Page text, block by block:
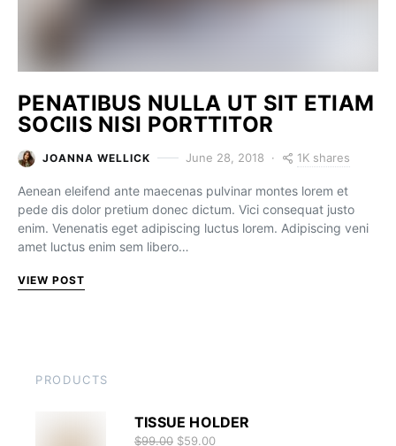
PENATIBUS NULLA UT SIT ETIAM
SOCIIS NISI PORTTITOR
JOANNA WELLICK June 28, 2018 1K shares
Aenean eleifend ante maecenas pulvinar montes lorem et
pede dis dolor pretium donec dictum. Vici consequat justo
enim. Venenatis eget adipiscing luctus lorem. Adipiscing veni
amet luctus enim sem libero…
VIEW POST
PRODUCTS
TISSUE HOLDER
$99.00 $59.00